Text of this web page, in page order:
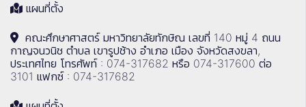
แผนที่ตั้ง
คณะศึกษาศาสตร์ มหาวิทยาลัยทักษิณ เลขที่ 140 หมู่ 4 ถนน
กาญจนวนิช ตำบล เขารูปช้าง อำเภอ เมือง จังหวัดสงขลา,
ประเทศไทย โทรศัพท์ : 074-317682 หรือ 074-317600 ต่อ
3101 แฟกซ์ : 074-317682